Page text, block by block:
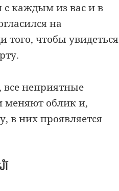
с каждым из вас и в
на
чтобы увидеться
все неприятные
меняют облик и,
в них проявляется